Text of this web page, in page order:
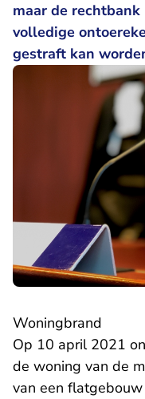
maar de
volledige
gestraft kan
Woningbrand
Op 10 april 2021
de woning van de
van een